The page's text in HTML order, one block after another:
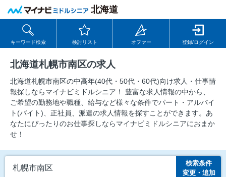
北海道
キーワード検索 検討リスト オファー 登録/ログイン
北海道札幌市南区の求人
北海道札幌市南区の中⾼年(40代・50代・60代)向け求⼈・仕事情
報探しならマイナビミドルシニア！ 豊富な求人情報の中から、
ご希望の勤務地や職種、給与など様々な条件でパート・アルバイ
ト(バイト)、正社員、派遣の求人情報を探すことができます。あ
なたにぴったりのお仕事探しならマイナビミドルシニアにおまか
せ！
札幌市南区
検索条件
変更・追加